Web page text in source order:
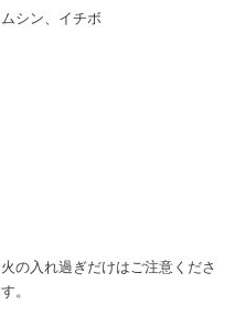
シン、イチボ
の入れ過ぎだけはご注意くださ
。